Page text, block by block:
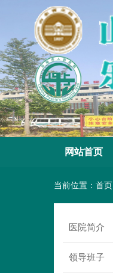
网站首页
当前位置： 首页
医院简介
领导班子